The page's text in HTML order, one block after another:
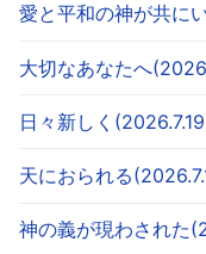
愛と平和の神が共に
大切なあなたへ
日々新しく
天におられる
神の義が現わされた